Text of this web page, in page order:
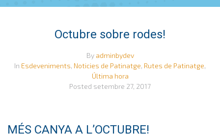
Octubre sobre rodes!
By adminbydev
In Esdeveniments, Noticies de Patinatge, Rutes de Patinatge,
Última hora
Posted setembre 27, 2017
MÉS CANYA A L’OCTUBRE!